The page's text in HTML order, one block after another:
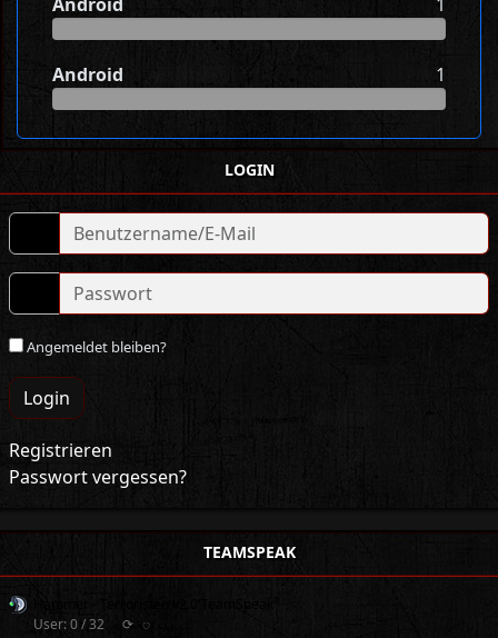
Android 1
LOGIN
Angemeldet bleiben?
Login
Registrieren
Passwort vergessen?
TEAMSPEAK
User: 0 / 32
⟳ ◌